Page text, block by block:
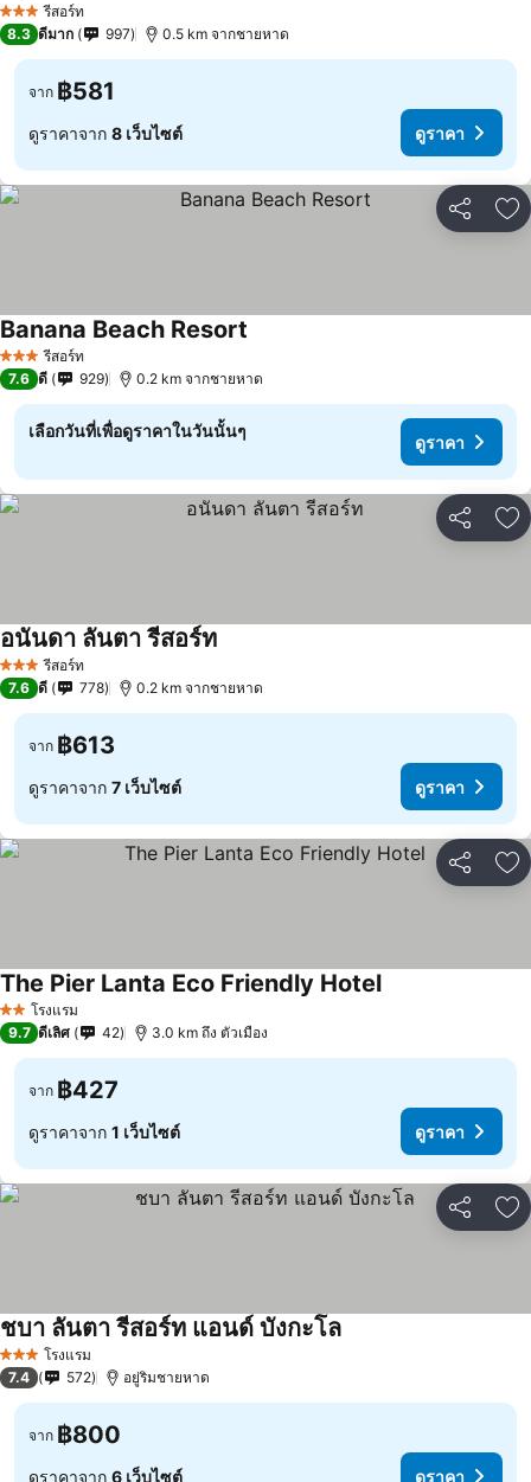
3 ดาว รีสอร์ท
8.3 ดีมาก 997 0.5 km จากชายหาด
จาก ฿581
ดูราคาจาก 8 เว็บไซต์ ดูราคา
แชร์ เ
3 ดาว รีสอร์ท
Banana Beach Resort
7.6 ดี 929 0.2 km จากชายหาด
เลือกวันที่เพื่อดูราคาในวันนั้นๆ
ดูราคา
แชร์ เ
3 ดาว รีสอร์ท
อนันดา ลันตา รีสอร์ท
7.6 ดี 778 0.2 km จากชายหาด
จาก ฿613
ดูราคาจาก 7 เว็บไซต์ ดูราคา
แชร์ เ
2 ดาวโรงแรม
The Pier Lanta Eco Friendly Hotel
9.7 ดีเลิศ 42 3.0 km ถึง ตัวเมือง
จาก ฿427
ดูราคาจาก 1 เว็บไซต์ ดูราคา
แชร์ เ
3 ดาว โรงแรม
ชบา ลันตา รีสอร์ท แอนด์ บังกะโล
7.4 572 อยู่ริมชายหาด
จาก ฿800
ดูราคาจาก 6 เว็บไซต์ ดูราคา